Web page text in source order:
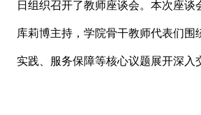
日组织召开了教师座谈会。本次座谈
库莉博主持，学院骨干教师代表们围
实践、服务保障等核心议题展开深入